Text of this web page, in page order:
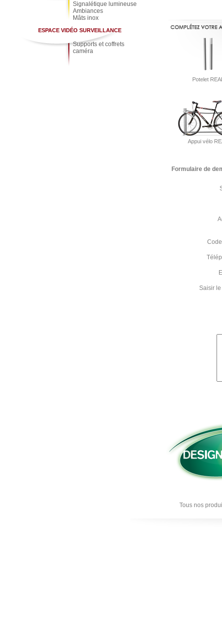
Signalétique lumineuse
Ambiances
Mâts inox
ESPACE VIDÉO SURVEILLANCE
Supports et coffrets
caméra
Potelet
Appui vélo
Formulaire de
Saisir
Tous nos